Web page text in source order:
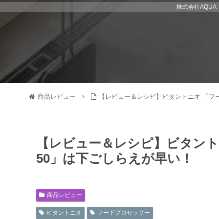
株式会社AQUA
商品レビュー 【レビュー＆レシピ】ビタントニオ 「
【レビュー＆レシピ】ビタン
50」は下ごしらえが早い！
商品レビュー
ビタントニオ フードプロセッサー